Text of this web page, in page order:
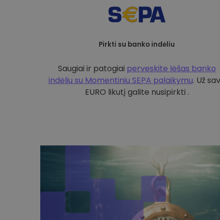
Pirkti su banko indėliu
Saugiai ir patogiai perveskite lėšas banko
indėliu su Momentiniu SEPA palaikymu. Už
EURO likutį galite nusipirkti .